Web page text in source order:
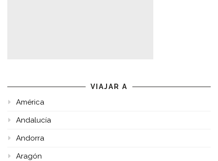
VIAJAR A
América
Andalucía
Andorra
Aragón